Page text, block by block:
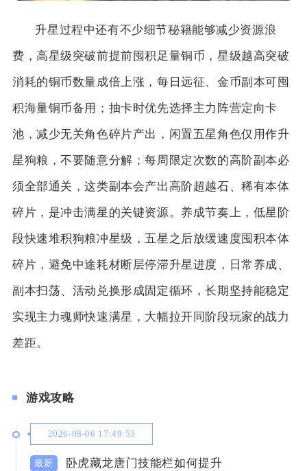
升星过程中还有不少细节秘籍能够减少资源浪
费，高星级突破前提前囤积足量铜币，星级越高突破
消耗的铜币数量成倍上涨，每日远征、金币副本可囤
积海量铜币备用；抽卡时优先选择主力阵营定向卡
池，减少无关角色碎片产出，闲置五星角色仅用作升
星狗粮，不要随意分解；每周限定次数的高阶副本必
须全部通关，这类副本会产出高阶超越石、稀有本体
碎片，是冲击满星的关键资源。养成节奏上，低星阶
段快速堆积狗粮冲星级，五星之后放缓速度囤积本体
碎片，避免中途耗材断层停滞升星进度，日常养成、
副本扫荡、活动兑换形成固定循环，长期坚持能稳定
实现主力魂师快速满星，大幅拉开同阶段玩家的战力
差距。
游戏攻略
2026-08-06 17:49:53
卧虎藏龙唐门技能栏如何提升